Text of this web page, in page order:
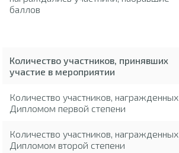
баллов
Количество участников, принявших
участие в мероприятии
Количество участников, награжденных
Дипломом первой степени
Количество участников, награжденных
Дипломом второй степени